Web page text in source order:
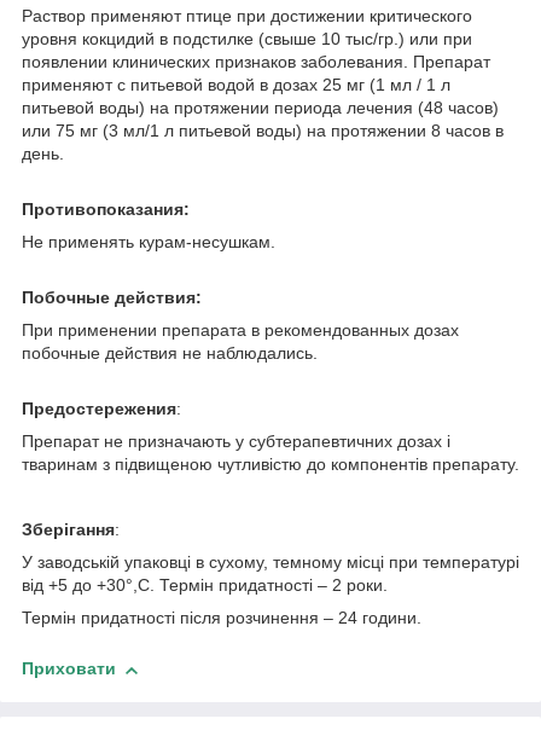
Раствор применяют птице при достижении критического
уровня кокцидий в подстилке (свыше 10 тыс/гр.) или при
появлении клинических признаков заболевания. Препарат
применяют с питьевой водой в дозах 25 мг (1 мл / 1 л
питьевой воды) на протяжении периода лечения (48 часов)
или 75 мг (3 мл/1 л питьевой воды) на протяжении 8 часов в
день.
Противопоказания:
Не применять курам-несушкам.
Побочные действия:
При применении препарата в рекомендованных дозах
побочные действия не наблюдались.
Предостережения:
Препарат не призначають у субтерапевтичних дозах і
тваринам з підвищеною чутливістю до компонентів препарату.
Зберігання:
У заводській упаковці в сухому, темному місці при температурі
від +5 до +30°,С. Термін придатності – 2 роки.
Термін придатності після розчинення – 24 години.
Приховати